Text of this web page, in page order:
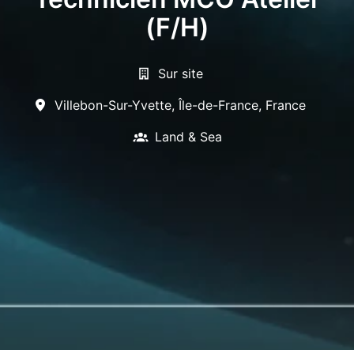
(F/H)
Sur site
Villebon-Sur-Yvette, Île-de-France, France
Land & Sea